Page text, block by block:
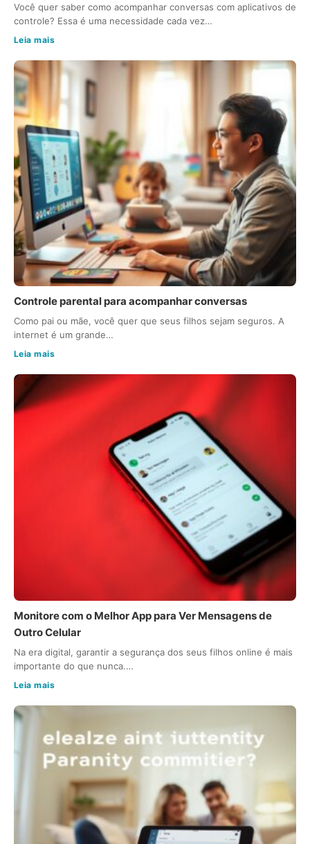
Você quer saber como acompanhar conversas com aplicativos de
controle? Essa é uma necessidade cada vez…
Leia mais
Controle parental para acompanhar conversas
Como pai ou mãe, você quer que seus filhos sejam seguros. A
internet é um grande…
Leia mais
Monitore com o Melhor App para Ver Mensagens de
Outro Celular
Na era digital, garantir a segurança dos seus filhos online é mais
importante do que nunca.…
Leia mais